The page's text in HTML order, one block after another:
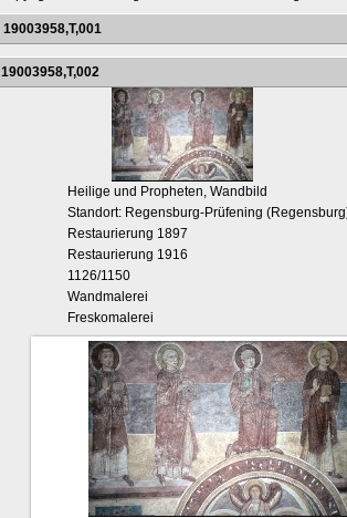
19003958,T,001
19003958,T,002
Heilige und Propheten, Wandbild
Standort: Regensburg-Prüfening
Restaurierung 1897
Restaurierung 1916
1126/1150
Wandmalerei
Freskomalerei